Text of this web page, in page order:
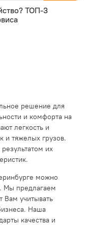
ТОП-3
решение для
и комфорта на
легкость и
и тяжелых грузов.
их
можно
Мы предлагаем
Вам учитывать
Наша
качества и